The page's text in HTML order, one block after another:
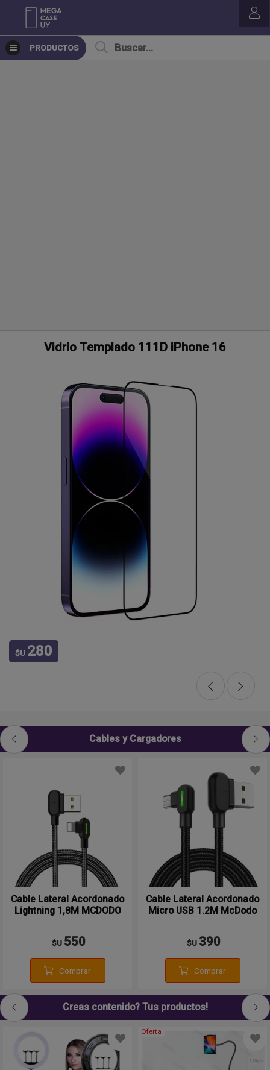
PRODUCTOS
Vidrio Templado 111D iPhone 16
$U 280
Cables y Cargadores
Cable Lateral Acordonado
Lightning 1,8M MCDODO
$U 550
Comprar
Cable Lateral Acordonado
Micro USB 1.2M McDodo
$U 390
Comprar
Creas contenido? Tus productos!
Oferta